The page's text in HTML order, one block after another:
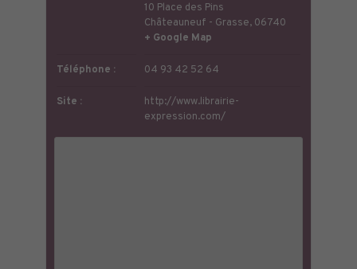
10 Place des Pins
Châteauneuf - Grasse, 06740
+ Google Map
Téléphone : 04 93 42 52 64
Site :
http://www.librairie-
expression.com/